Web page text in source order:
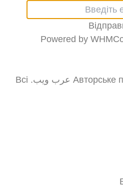
Powered by
Авторське право © 2026 3RAB WEB عرب ويب. Всі